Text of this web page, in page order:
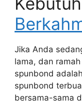
Jika Anda
lama, dan
spunbond
spunbond
bersama-sama